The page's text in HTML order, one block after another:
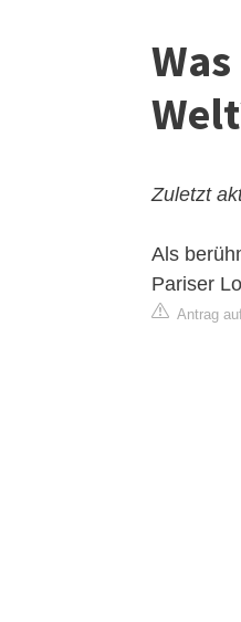
Zuletzt
Als
Pariser
Antrag